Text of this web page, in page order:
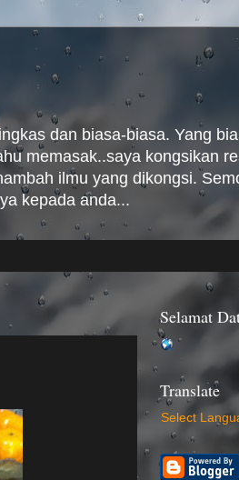
dan biasa-biasa. Yang
memasak..saya kongsikan
ilmu yang dikongsi.
kepada anda...
Selamat
Translate
Select